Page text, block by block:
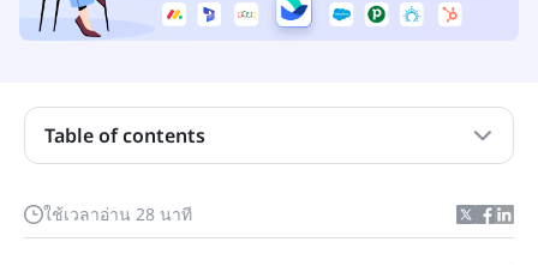
ใช้เวลาอ่าน 28 นาที
Table of contents
CRM ที่ดีที่สุดสำหรับผู้ค้าส่งในภาพรวม
สำคัญ